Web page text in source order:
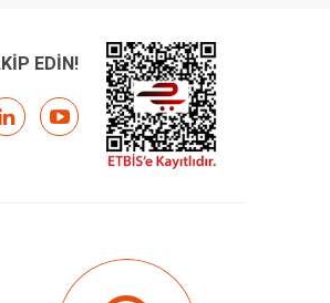
EDİN!